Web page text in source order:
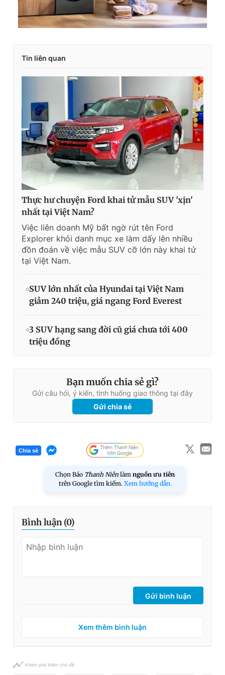
Tin liên quan
Thực hư chuyện Ford khai tử mẫu SUV 'xịn'
nhất tại Việt Nam?
Việc liên doanh Mỹ bất ngờ rút tên Ford
Explorer khỏi danh mục xe làm dấy lên nhiều
đồn đoán về việc mẫu SUV cỡ lớn này khai tử
tại Việt Nam.
SUV lớn nhất của Hyundai tại Việt Nam
giảm 240 triệu, giá ngang Ford Everest
3 SUV hạng sang đời cũ giá chưa tới 400
triệu đồng
Bạn muốn chia sẻ gì?
Gửi câu hỏi, ý kiến, tình huống giao thông tại đây
Gửi chia sẻ
Chia sẻ
Chọn Báo Thanh Niên làm nguồn ưu tiên
trên Google tìm kiếm. Xem hướng dẫn.
Bình luận (0)
Gửi bình luận
Xem thêm bình luận
Khám phá thêm chủ đề